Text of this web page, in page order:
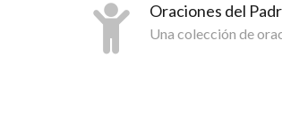
Oraciones del
Una colección de